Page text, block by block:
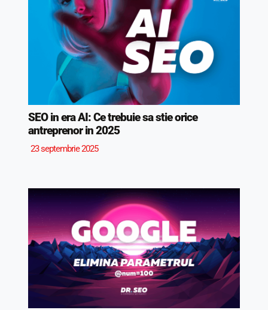
SEO in era AI: Ce trebuie sa stie orice
antreprenor in 2025
23 septembrie 2025